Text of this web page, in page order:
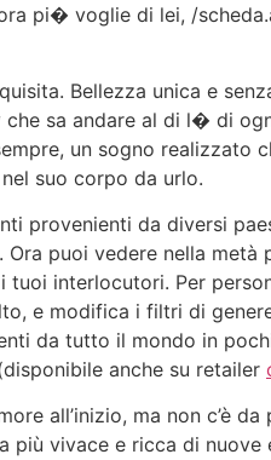
pi� voglie di lei, /
Bellezza unica e
sa andare al di l� di
un sogno
suo corpo da urlo.
provenienti da diversi
puoi vedere nella
interlocutori. Per
e modifica i filtri di
da tutto il mondo in
anche su retailer
all’inizio, ma non c’è
più vivace e ricca di